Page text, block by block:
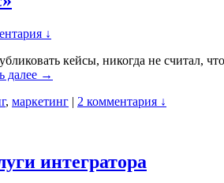
↓
кейсы, никогда не считал,
далее →
, маркетинг | 2 комментария ↓
интегратора